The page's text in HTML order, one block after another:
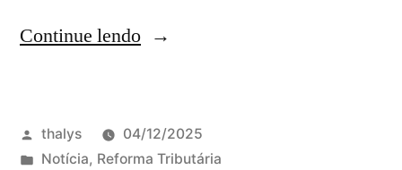
Continue lendo
thalys
04/12/2025
Notícia, Reforma Tributária